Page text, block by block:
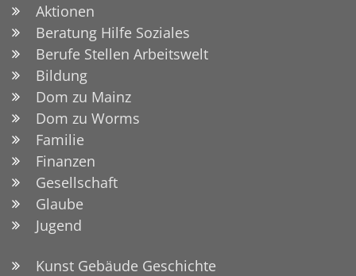
Aktionen
Beratung Hilfe Soziales
Berufe Stellen Arbeitswelt
Bildung
Dom zu Mainz
Dom zu Worms
Familie
Finanzen
Gesellschaft
Glaube
Jugend
Kunst Gebäude Geschichte